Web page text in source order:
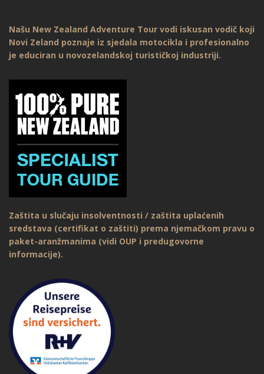
Našu New Zealand Adventure Tour vodi iskusan vodič koji
Novi Zeland poznaje iz sjedala motocikla i profesionalno
je educiran u novozelandskoj turističkoj industriji.
Zaštita u slučaju insolventnosti / zaštita uplaćenih
sredstava (certifikat o zaštiti) prema njemačkom pravu o
paket-aranžmanima (vidi OUP i predugovorne
informacije).